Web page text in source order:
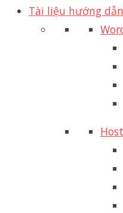
Tài liệu hướng dẫn